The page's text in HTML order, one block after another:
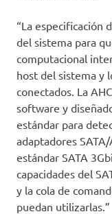
“La especificación
del sistema para
computacional
host del sistema y
conectados. La
software y
estándar para
adaptadores
estándar SATA
capacidades del
y la cola de
puedan utilizarlas.”